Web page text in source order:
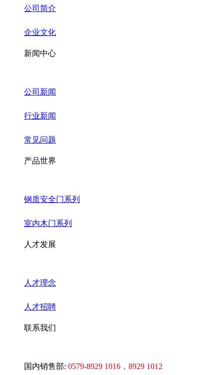
公司简介
企业文化
新闻中心
公司新闻
行业新闻
常见问题
产品世界
钢质安全门系列
室内木门系列
人才发展
人才理念
人才招聘
联系我们
国内销售部: 0579-8929 1016 ，8929 1012